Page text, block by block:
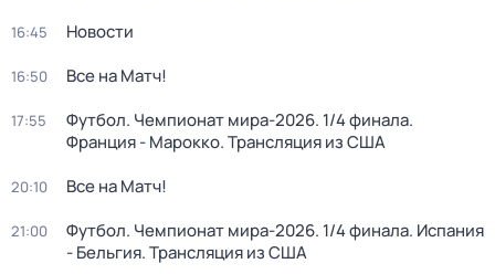
16:45 Новости
16:50 Все на Матч!
17:55
Футбол. Чемпионат мира-2026. 1/4 финала.
Франция - Марокко. Трансляция из США
20:10 Все на Матч!
21:00
Футбол. Чемпионат мира-2026. 1/4 финала. Испания
- Бельгия. Трансляция из США